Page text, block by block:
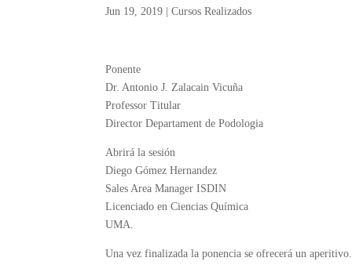
Jun 19, 2019 |Cursos Realizados
Ponente
Dr. Antonio J. Zalacain Vicuña
Professor Titular
Director Departament de Podologia
Abrirá la sesión
Diego Gómez Hernandez
Sales Area Manager ISDIN
Licenciado en Ciencias Química
UMA.
Una vez finalizada la ponencia se ofrecerá un aperitivo.